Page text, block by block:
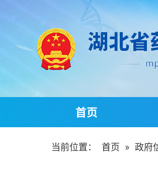
首页
当前位置： 首页 » 政府